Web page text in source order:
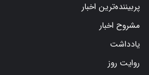
پربیننده‌ترین اخبار
مشروح اخبار
یادداشت
روایت روز